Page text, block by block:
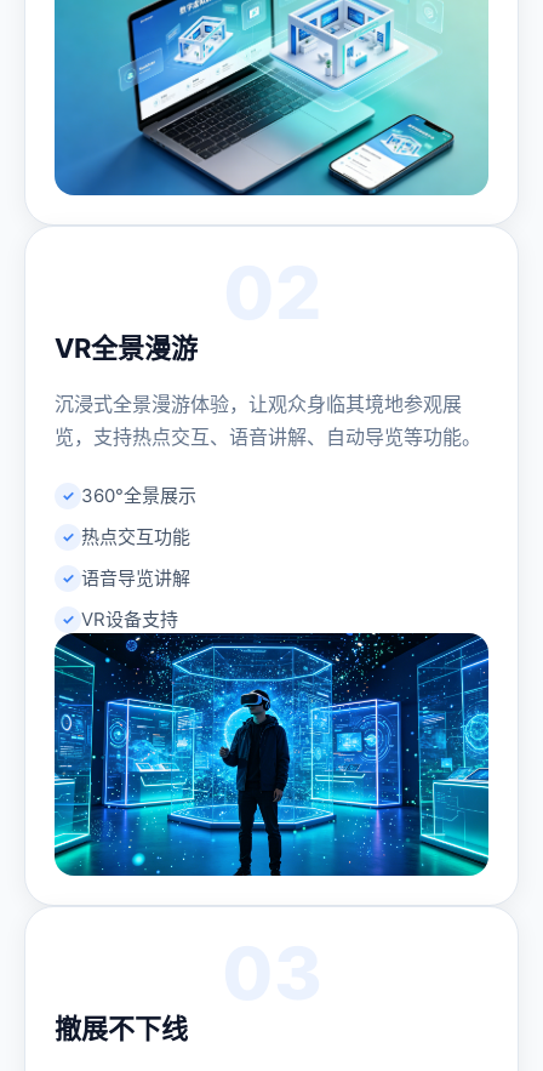
VR全景漫游
沉浸式全景漫游体验，让观众身临其境地参观展
览，支持热点交互、语音讲解、自动导览等功能。
360°全景展示
热点交互功能
语音导览讲解
VR设备支持
撤展不下线